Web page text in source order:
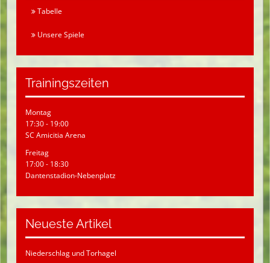
Tabelle
Unsere Spiele
Trainingszeiten
Montag
17:30 - 19:00
SC Amicitia Arena
Freitag
17:00 - 18:30
Dantenstadion-Nebenplatz
Neueste Artikel
Niederschlag und Torhagel